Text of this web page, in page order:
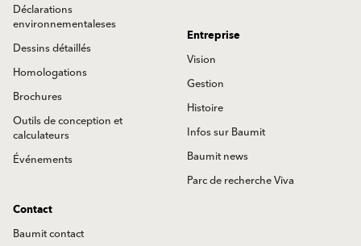
Déclarations
environnementaleses
Dessins détaillés
Homologations
Brochures
Outils de conception et
calculateurs
Événements
Entreprise
Vision
Gestion
Histoire
Infos sur Baumit
Baumit news
Parc de recherche Viva
Contact
Baumit contact